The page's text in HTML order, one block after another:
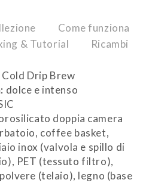
Come funziona
& Tutorial Ricambi
Cold Drip Brew
dolce e intenso
doppia camera
coffee basket,
inox (valvola e spillo di
PET (tessuto filtro),
(telaio), legno (base